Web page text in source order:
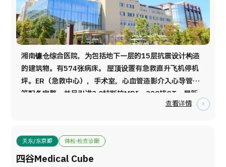
JTB治理
日语 英语 汉语 越南语
联系我们
湘南镰仓综合医院，为包括地下一层的15层抗震设计构造
的建筑物。有574张病床。 屋顶设置有急救直升飞机停机
坪。ER（急救中心），手术室，心血管造影介入心导管室
等配备完整。并且引进3.0特斯拉MRI、320排CT、最新
的放射线治疗设备TomoTherapy等高尖端医疗设备。 入
楼内，使来院患者在医院内移动距离控制在最小范围，医
护人员也可根据病人情况迅速对应处理而进行安排设计。
查看详情
关东/东京都 体检·检查诊断
四谷Medical Cube